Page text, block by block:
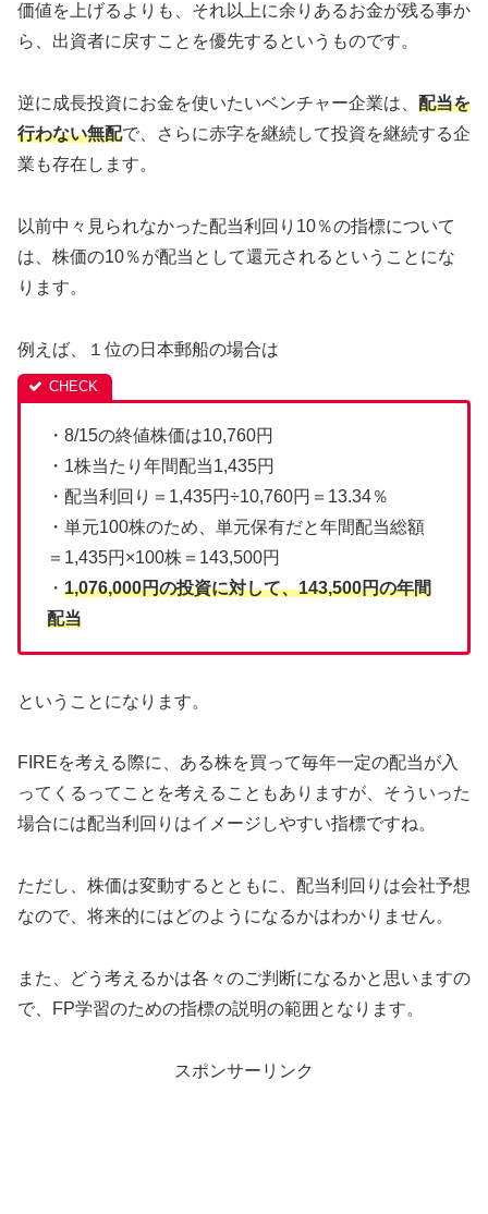
価値を上げるよりも、それ以上に余りあるお金が残る事か
ら、出資者に戻すことを優先するというものです。
逆に成長投資にお金を使いたいベンチャー企業は、 配当を
行わない無配で、さらに赤字を継続して投資を継続する企
業も存在します。
以前中々見られなかった配当利回り10％の指標について
は、株価の10％が配当として還元されるということにな
ります。
例えば、１位の日本郵船の場合は
・8/15の終値株価は10,760円
・1株当たり年間配当1,435円
・配当利回り＝1,435円÷10,760円＝13.34％
・単元100株のため、単元保有だと年間配当総額
＝1,435円×100株＝143,500円
・ 1,076,000円の投資に対して、143,500円の年間
配当
ということになります。
FIREを考える際に、ある株を買って毎年一定の配当が入
ってくるってことを考えることもありますが、そういった
場合には配当利回りはイメージしやすい指標ですね。
ただし、株価は変動するとともに、配当利回りは会社予想
なので、将来的にはどのようになるかはわかりません。
また、どう考えるかは各々のご判断になるかと思いますの
で、FP学習のための指標の説明の範囲となります。
スポンサーリンク